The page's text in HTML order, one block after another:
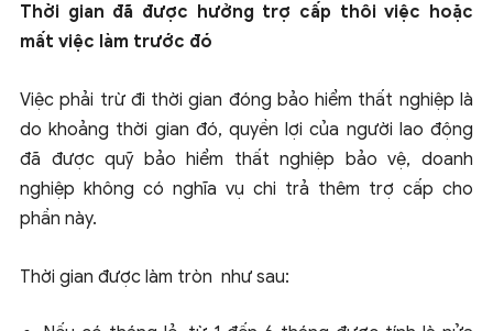
Thời gian đã được hưởng trợ cấp thôi việc hoặc
mất việc làm trước đó
Việc phải trừ đi thời gian đóng bảo hiểm thất nghiệp là
do khoảng thời gian đó, quyền lợi của người lao động
đã được quỹ bảo hiểm thất nghiệp bảo vệ, doanh
nghiệp không có nghĩa vụ chi trả thêm trợ cấp cho
phần này.
Thời gian được làm tròn như sau: